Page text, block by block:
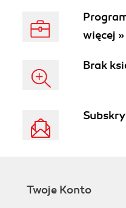
więcej »
Brak
Twoje Konto